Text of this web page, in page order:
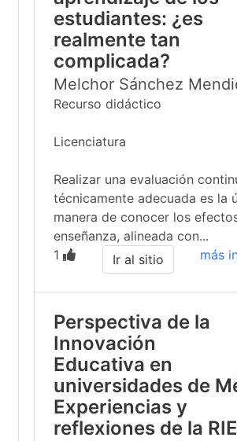
estudiantes: ¿es
realmente tan
complicada?
Melchor Sánchez
Recurso didáctico
Licenciatura
Realizar una evaluación
técnicamente adecuada es la
manera de conocer los
enseñanza, alineada con...
1
más
Ir al sitio
Perspectiva de la
Innovación
Educativa en
universidades de
Experiencias y
reflexiones de la